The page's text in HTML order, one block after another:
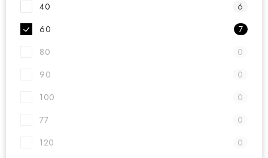
40
6
60
7
80
0
90
0
100
0
77
0
120
0